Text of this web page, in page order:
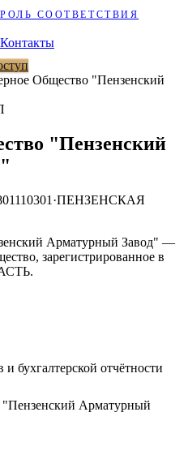
СООТВЕТСТВИЯ
Контакты
Общество "Пензенский
"Пензенский
·ПЕНЗЕНСКАЯ
Арматурный Завод" —
зарегистрированное в
бухгалтерской отчётности
Арматурный